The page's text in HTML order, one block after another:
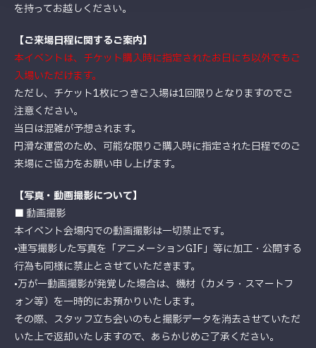
を持ってお越しください。
【ご来場日程に関するご案内】
本イベントは、チケット購入時に指定されたお日にち以外でもご
入場いただけます。
ただし、チケット1枚につきご入場は1回限りとなりますのでご
注意ください。
当日は混雑が予想されます。
円滑な運営のため、可能な限りご購入時に指定された日程でのご
来場にご協力をお願い申し上げます。
【写真・動画撮影について】
■ 動画撮影
本イベント会場内での動画撮影は一切禁止です。
•連写撮影した写真を「アニメーションGIF」等に加工・公開する
行為も同様に禁止とさせていただきます。
•万が一動画撮影が発覚した場合は、機材（カメラ・スマートフ
ォン等）を一時的にお預かりいたします。
その際、スタッフ立ち会いのもと撮影データを消去させていただ
いた上で返却いたしますので、あらかじめご了承ください。